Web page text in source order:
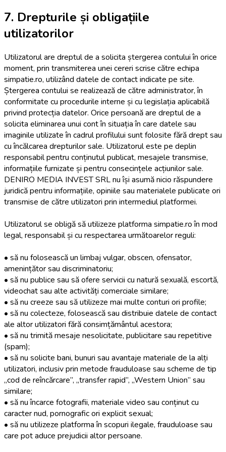
7. Drepturile și obligațiile
utilizatorilor
Utilizatorul are dreptul de a solicita ștergerea contului în orice
moment, prin transmiterea unei cereri scrise către echipa
simpatie.ro, utilizând datele de contact indicate pe site.
Ștergerea contului se realizează de către administrator, în
conformitate cu procedurile interne și cu legislația aplicabilă
privind protecția datelor. Orice persoană are dreptul de a
solicita eliminarea unui cont în situația în care datele sau
imaginile utilizate în cadrul profilului sunt folosite fără drept sau
cu încălcarea drepturilor sale. Utilizatorul este pe deplin
responsabil pentru conținutul publicat, mesajele transmise,
informațiile furnizate și pentru consecințele acțiunilor sale.
DENIRO MEDIA INVEST SRL nu își asumă nicio răspundere
juridică pentru informațiile, opiniile sau materialele publicate ori
transmise de către utilizatori prin intermediul platformei.
Utilizatorul se obligă să utilizeze platforma simpatie.ro în mod
legal, responsabil și cu respectarea următoarelor reguli:
• să nu folosească un limbaj vulgar, obscen, ofensator,
amenințător sau discriminatoriu;
• să nu publice sau să ofere servicii cu natură sexuală, escortă,
videochat sau alte activități comerciale similare;
• să nu creeze sau să utilizeze mai multe conturi ori profile;
• să nu colecteze, folosească sau distribuie datele de contact
ale altor utilizatori fără consimțământul acestora;
• să nu trimită mesaje nesolicitate, publicitare sau repetitive
(spam);
• să nu solicite bani, bunuri sau avantaje materiale de la alți
utilizatori, inclusiv prin metode frauduloase sau scheme de tip
„cod de reîncărcare”, „transfer rapid”, „Western Union” sau
similare;
• să nu încarce fotografii, materiale video sau conținut cu
caracter nud, pornografic ori explicit sexual;
• să nu utilizeze platforma în scopuri ilegale, frauduloase sau
care pot aduce prejudicii altor persoane.